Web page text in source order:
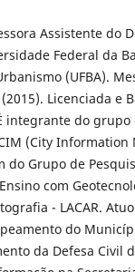
Assistente do
Federal da
(UFBA).
Licenciada e
integrante do grupo
(City Information
do Grupo de
com
- LACAR.
do
da Defesa Civil